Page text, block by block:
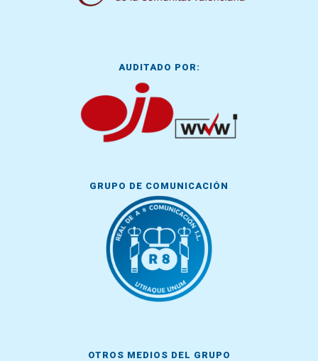
AUDITADO POR:
GRUPO DE COMUNICACIÓN
OTROS MEDIOS DEL GRUPO